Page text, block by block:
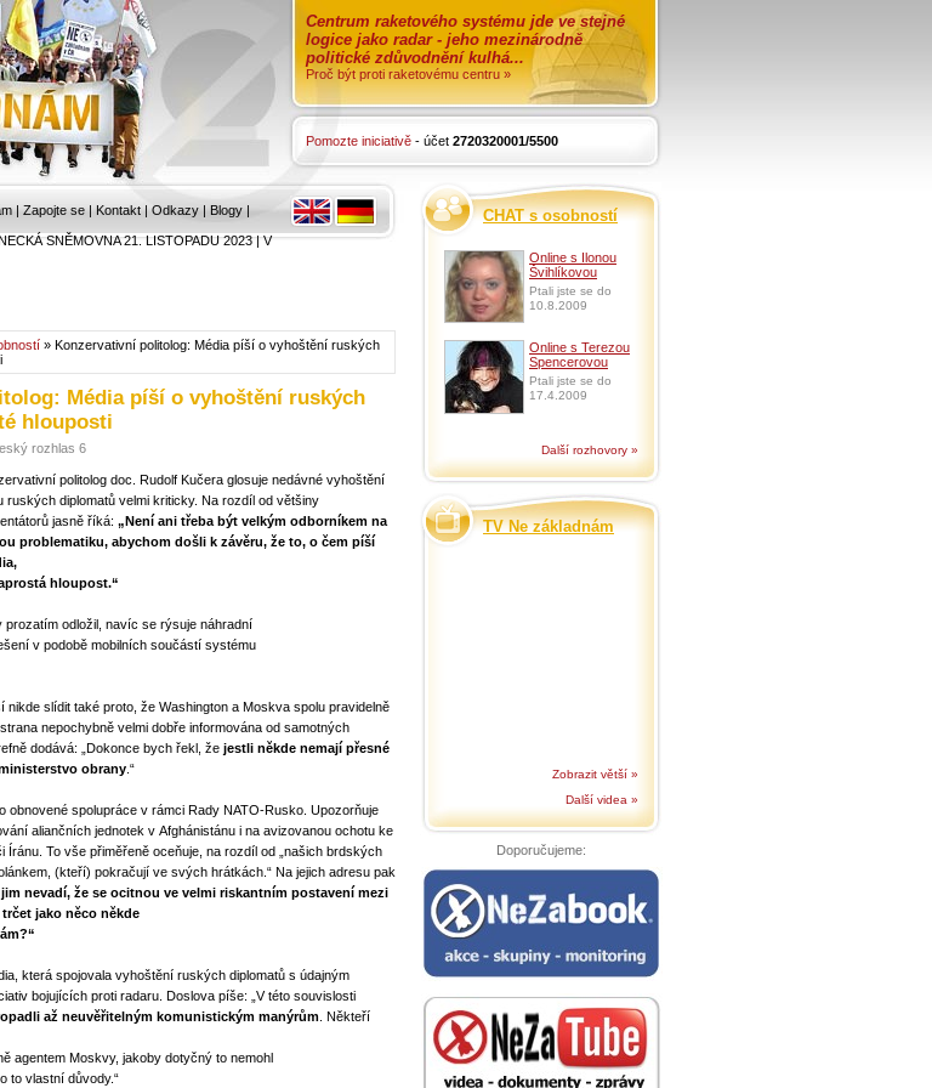
Centrum raketového systému jde ve stejné
logice jako radar - jeho mezinárodně
politické zdůvodnění kulhá...
Proč být proti raketovému centru »
Pomozte iniciativě - účet 2720320001/5500
| Zapojte se | Kontakt | Odkazy | Blogy |
SNĚMOVNA 21. LISTOPADU 2023|V
» Konzervativní politolog: Média píší o vyhoštění ruských
Média píší o vyhoštění ruských
hlouposti
rozhlas 6
politolog doc. Rudolf Kučera glosuje nedávné vyhoštění
ruských diplomatů velmi kriticky. Na rozdíl od většiny
jasně říká: „Není ani třeba být velkým odborníkem na
problematiku, abychom došli k závěru, že to, o čem píší
hloupost.“
prozatím odložil, navíc se rýsuje náhradní
v podobě mobilních součástí systému
nikde slídit také proto, že Washington a Moskva spolu pravidelně
nepochybně velmi dobře informována od samotných
dodává: „Dokonce bych řekl, že jestli někde nemají přesné
obrany .“
obnovené spolupráce v rámci Rady NATO-Rusko. Upozorňuje
aliančních jednotek v Afghánistánu i na avizovanou ochotu ke
Íránu. To vše přiměřeně oceňuje, na rozdíl od „našich brdských
(kteří) pokračují ve svých hrátkách.“ Na jejich adresu pak
nevadí, že se ocitnou ve velmi riskantním postavení mezi
jako něco někde
která spojovala vyhoštění ruských diplomatů s údajným
bojujících proti radaru. Doslova píše: „V této souvislosti
až neuvěřitelným komunistickým manýrům . Někteří
agentem Moskvy, jakoby dotyčný to nemohl
to vlastní důvody.“
CHAT s osobností
Online s Ilonou
Švihlíkovou
Ptali jste se do
10.8.2009
Online s Terezou
Spencerovou
Ptali jste se do
17.4.2009
Další rozhovory »
TV Ne základnám
Zobrazit větší »
Další videa »
Doporučujeme: